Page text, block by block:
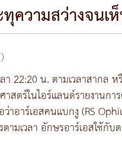
ความสว่างจนเ
22:20 น. ตามเวลาสากล
สตร์ในไอร์แลนด์รายงานก
อาร์เอสคนแบกงู (RS
ามเวลา อักษรอาร์เอสใช้กั